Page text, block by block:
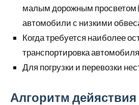
малым дорожным просветом
автомобили с низкими
Когда требуется наиболее
транспортировка автомобиля
Для погрузки и перевозки
Алгоритм